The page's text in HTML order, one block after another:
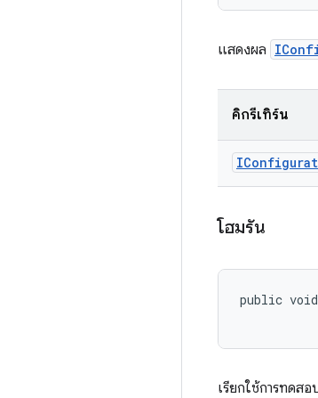
แสดงผล
คิกรีเทิร์น
โฮมรัน
public
เรียกใช้การทดส